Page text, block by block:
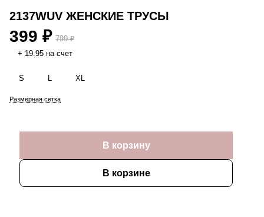
2137WUV ЖЕНСКИЕ ТРУСЫ
399 ₽ 799 ₽
+ 19.95 на счет
S L XL
Размерная сетка
В корзину
В корзине